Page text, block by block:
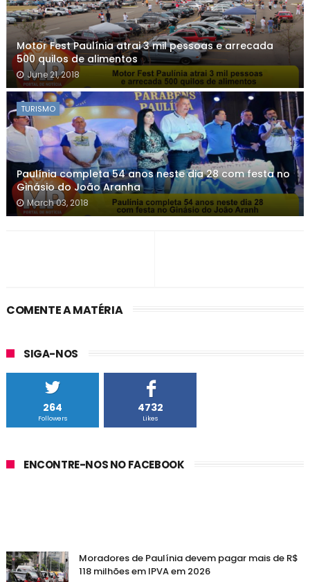
Motor Fest Paulínia atrai 3 mil pessoas e arrecada
500 quilos de alimentos
June 21, 2018
TURISMO
Paulínia completa 54 anos neste dia 28 com festa no
Ginásio do João Aranha
March 03, 2018
COMENTE A MATÉRIA
SIGA-NOS
264
Followers
4732
Likes
ENCONTRE-NOS NO FACEBOOK
Moradores de Paulínia devem pagar mais de R$
118 milhões em IPVA em 2026